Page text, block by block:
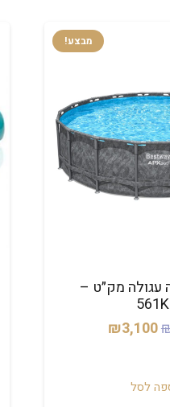
מבצע!
עגולה מק״ט –
המחיר
₪4,000.
₪3,100
לסל